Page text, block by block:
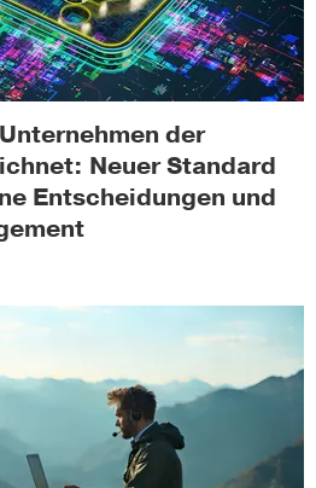
der
Neuer Standard
Entscheidungen und